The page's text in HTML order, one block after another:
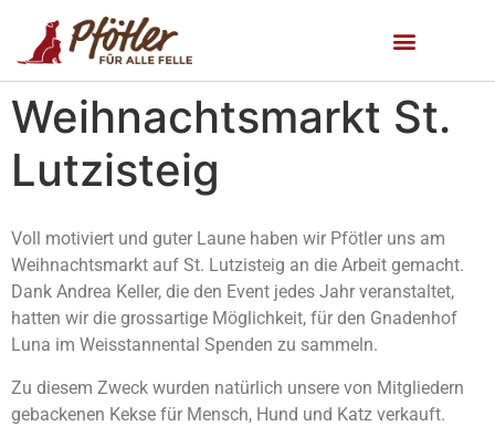
Weihnachtsmarkt St.
Lutzisteig
Voll motiviert und guter Laune haben wir Pfötler uns am
Weihnachtsmarkt auf St. Lutzisteig an die Arbeit gemacht.
Dank Andrea Keller, die den Event jedes Jahr veranstaltet,
hatten wir die grossartige Möglichkeit, für den Gnadenhof
Luna im Weisstannental Spenden zu sammeln.
Zu diesem Zweck wurden natürlich unsere von Mitgliedern
gebackenen Kekse für Mensch, Hund und Katz verkauft.